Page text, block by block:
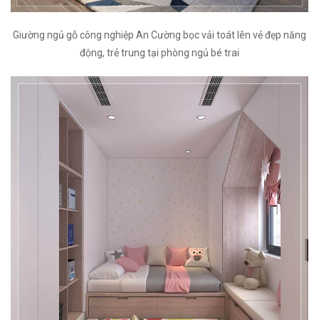
Giường ngủ gỗ công nghiệp An Cường bọc vải toát lên vẻ đẹp năng
động, trẻ trung tại phòng ngủ bé trai